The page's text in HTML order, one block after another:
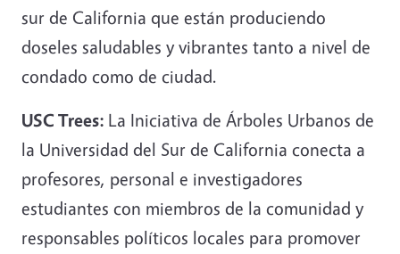
sur de California que están produciendo
doseles saludables y vibrantes tanto a nivel de
condado como de ciudad.
USC Trees: La Iniciativa de Árboles Urbanos de
la Universidad del Sur de California conecta a
profesores, personal e investigadores
estudiantes con miembros de la comunidad y
responsables políticos locales para promover